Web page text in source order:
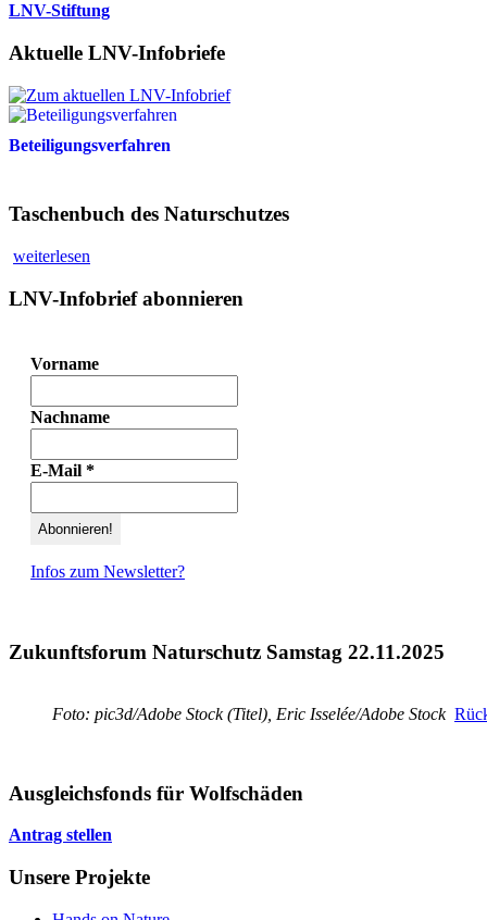
LNV-Stiftung
Aktuelle LNV-Infobriefe
Beteiligungsverfahren
Taschenbuch des Naturschutzes
weiterlesen
LNV-Infobrief abonnieren
Vorname
Nachname
E-Mail *
Infos zum Newsletter?
Zukunftsforum Naturschutz Samstag 22.11.2025
Foto: pic3d/Adobe Stock (Titel), Eric Isselée/Adobe Stock
Ausgleichsfonds für Wolfschäden
Antrag stellen
Unsere Projekte